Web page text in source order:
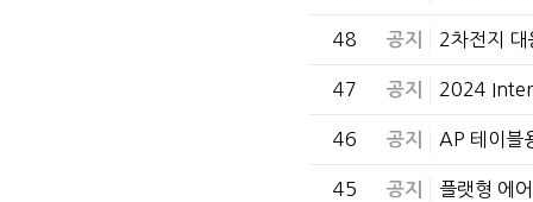
48 공지 2차전지 대
47 공지 2024
46 공지 AP 테이블
45 공지 플랫형 에